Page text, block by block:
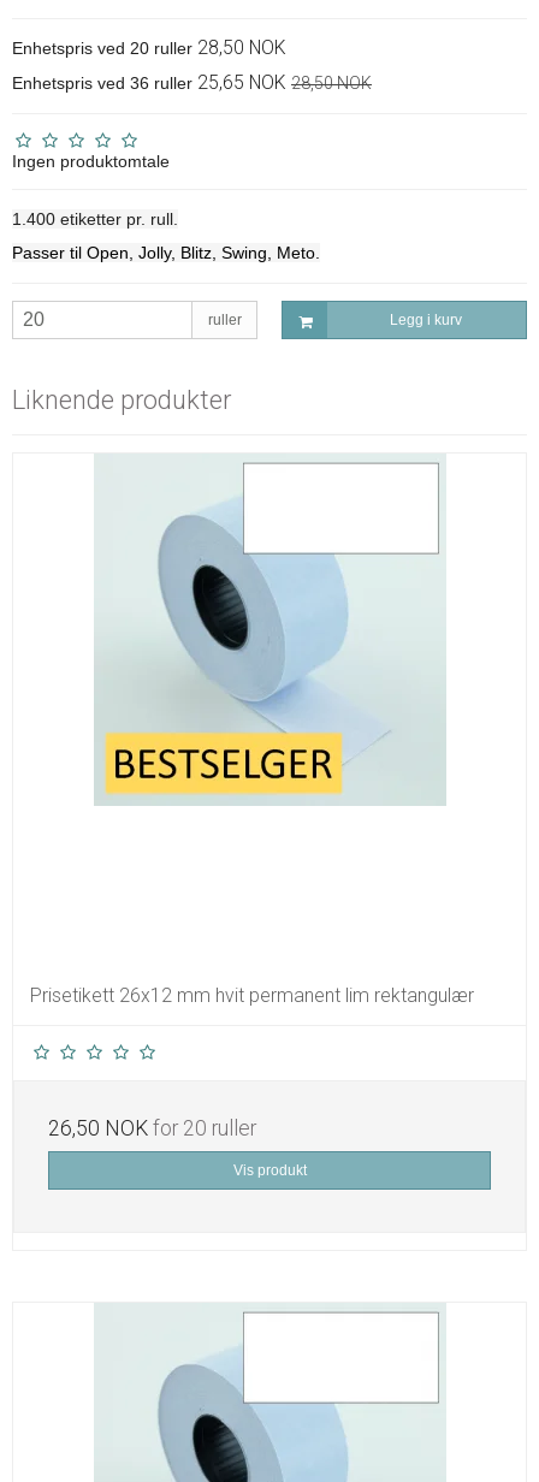
Enhetspris ved 20 ruller 28,50 NOK
Enhetspris ved 36 ruller 25,65 NOK 28,50 NOK
Ingen produktomtale
1.400 etiketter pr. rull.
Passer til Open, Jolly, Blitz, Swing, Meto.
ruller Legg i kurv
Liknende produkter
Prisetikett 26x12 mm hvit permanent lim rektangulær
26,50 NOK for 20 ruller
Vis produkt